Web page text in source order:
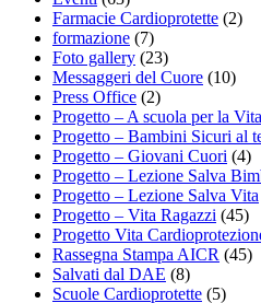
Farmacie Cardioprotette (2)
formazione (7)
Foto gallery (23)
Messaggeri del Cuore (10)
Press Office (2)
Progetto – A scuola per la Vita
Progetto – Bambini Sicuri al
Progetto – Giovani Cuori (4)
Progetto – Lezione Salva
Progetto – Lezione Salva Vita
Progetto – Vita Ragazzi (45)
Progetto Vita
Rassegna Stampa AICR (45)
Salvati dal DAE (8)
Scuole Cardioprotette (5)